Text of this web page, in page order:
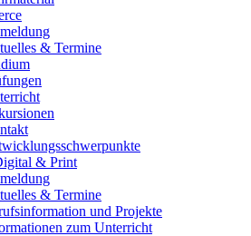
& Termine
& Print
& Termine
und Projekte
zum Unterricht